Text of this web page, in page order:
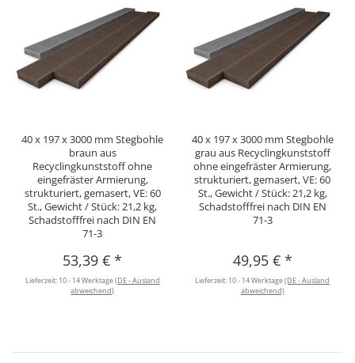
40 x 197 x 3000 mm Stegbohle
braun aus
Recyclingkunststoff ohne
eingefräster Armierung,
strukturiert, gemasert, VE: 60
St., Gewicht / Stück: 21,2 kg,
Schadstofffrei nach DIN EN
71-3
53,39 €*
Lieferzeit: 10 - 14 Werktage(DE - Ausland
abweichend)
40 x 197 x 3000 mm Stegbohle
grau aus Recyclingkunststoff
ohne eingefräster Armierung,
strukturiert, gemasert, VE: 60
St., Gewicht / Stück: 21,2 kg,
Schadstofffrei nach DIN EN
71-3
49,95 € *
Lieferzeit: 10 - 14 Werktage(DE - Ausland
abweichend)